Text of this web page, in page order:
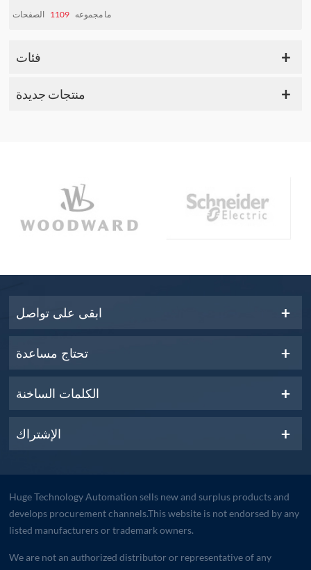
ما مجموعه 1109 الصفحات
فئات
منتجات جديدة
ابقى على تواصل
تحتاج مساعدة
الكلمات الساخنة
الإشتراك
Huge Technology Automation sells new and surplus products and
develops procurement channels.This website is not endorsed by any
listed manufacturers or trademark owners.
We are not an authorized distributor or representative of any